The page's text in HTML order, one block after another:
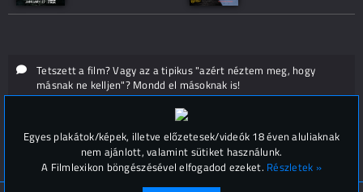
Tetszett a film? Vagy az a tipikus "azért néztem meg, hogy
másnak ne kelljen"? Mondd el másoknak is!
Hozzászólások (
Egyes plakátok/képek, illetve előzetesek/videók 18 éven aluliaknak
nem ajánlott, valamint sütiket használunk.
A Filmlexikon böngészésével elfogadod ezeket. Részletek »